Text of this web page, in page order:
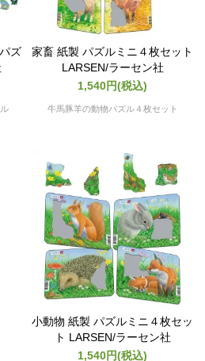
ズ
家畜 紙製 パズルミニ４枚セット
LARSEN/ラーセン社
1,540円(税込)
牛馬豚羊の動物パズル４枚セット
小動物 紙製 パズルミニ４枚セッ
ト LARSEN/ラーセン社
1,540円(税込)